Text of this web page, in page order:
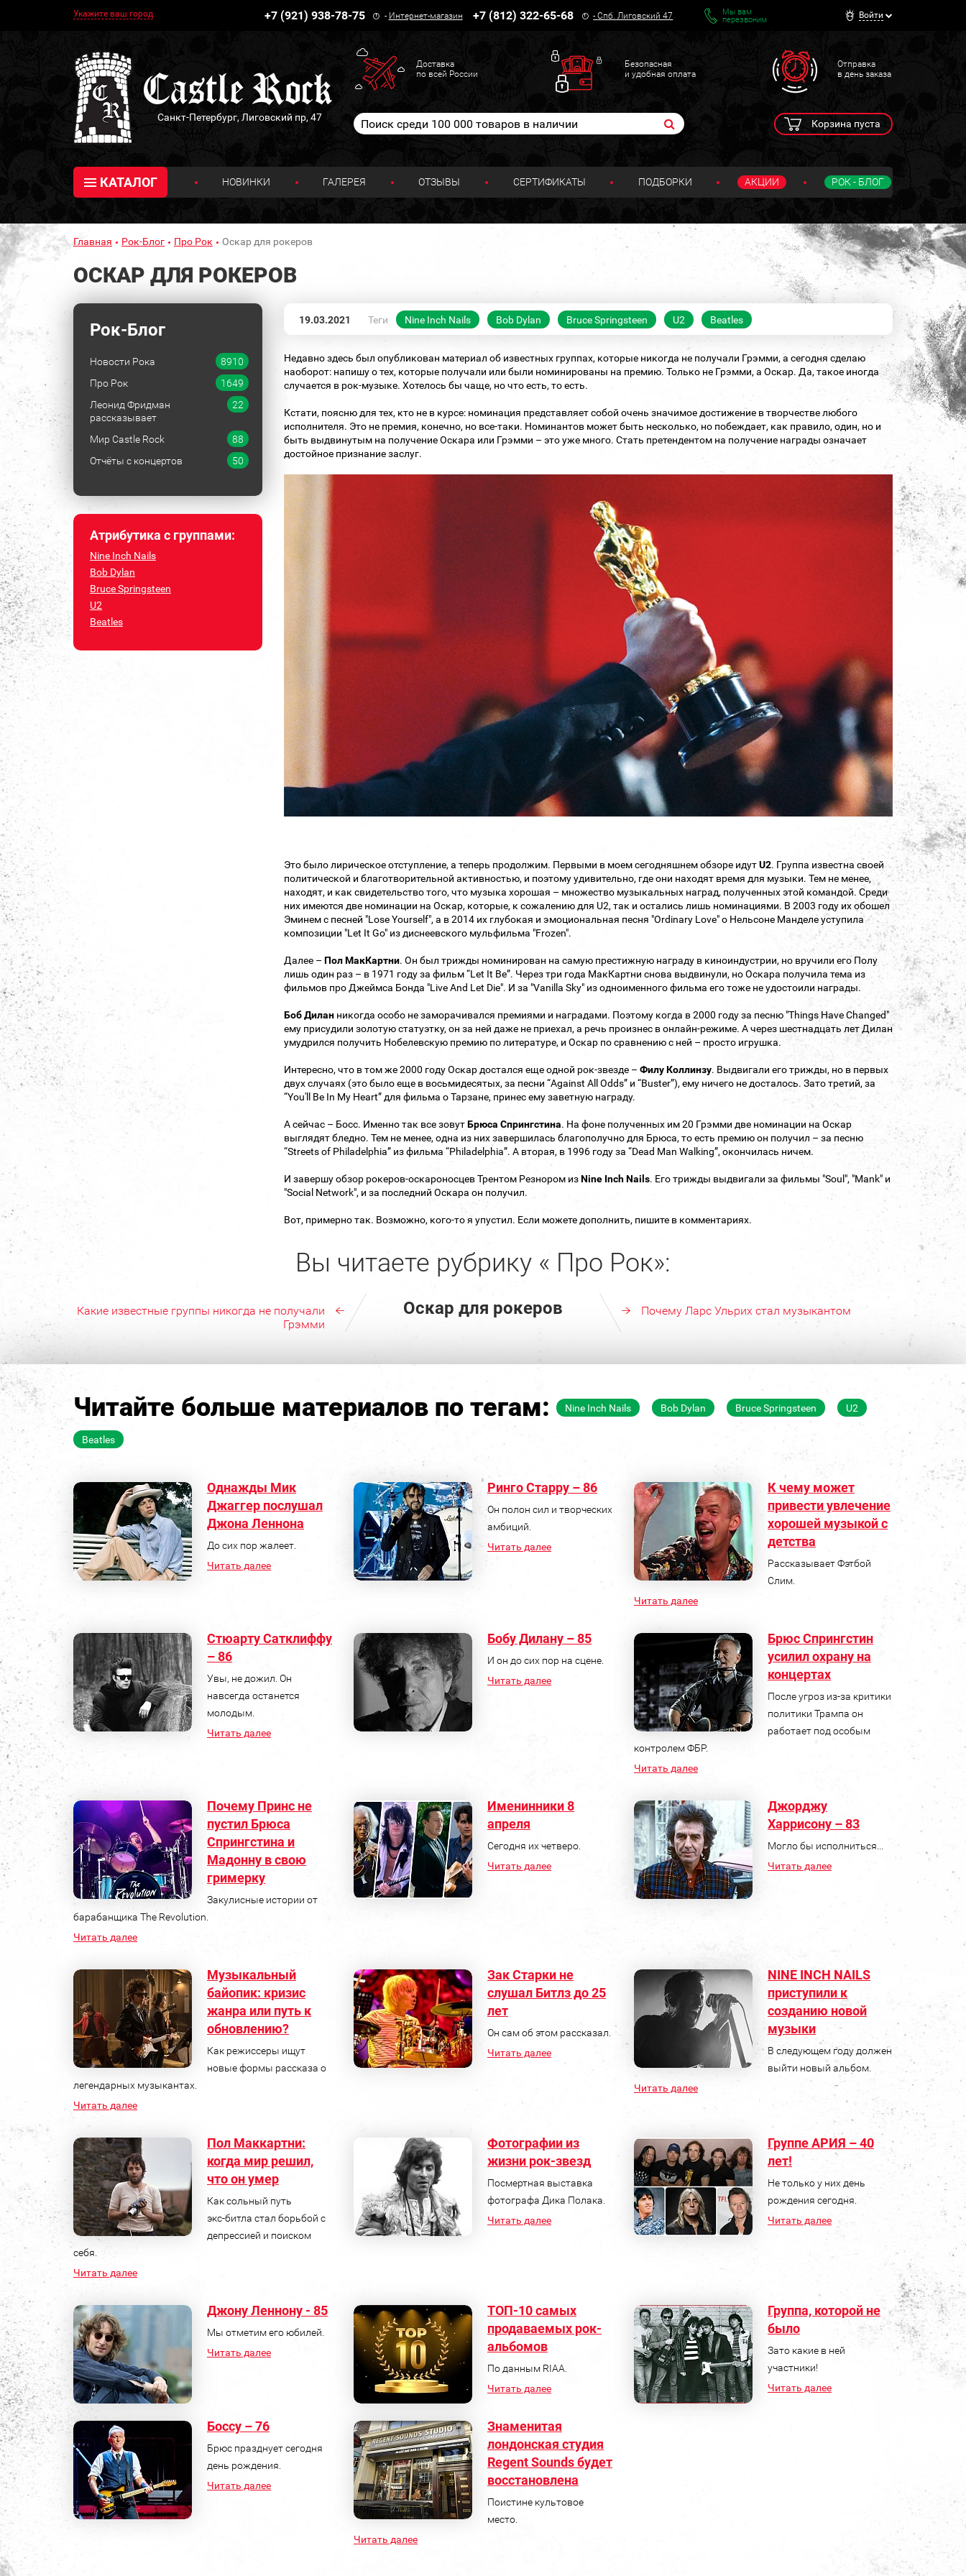
Укажите ваш город +7 (921) 938-78-75 - Интернет-магазин +7 (812) 322-65-68 -Спб. Лиговский 47
Мы вам
перезвоним
Войти
Санкт-Петербург, Лиговский пр, 47
Доставка
по всей России
Безопасная
и удобная оплата
Отправка
в день заказа
Корзина пуста
КАТАЛОГ НОВИНКИ ГАЛЕРЕЯ ОТЗЫВЫ СЕРТИФИКАТЫ ПОДБОРКИ АКЦИИ РОК - БЛОГ
Главная Рок-Блог Про Рок Оскар для рокеров
ОСКАР ДЛЯ РОКЕРОВ
Рок-Блог
Новости Рока
8910
Про Рок
1649
Леонид Фридман
рассказывает
22
Мир Castle Rock
88
Отчёты с концертов
50
Атрибутика с группами:
Nine Inch Nails
Bob Dylan
Bruce Springsteen
U2
Beatles
19.03.2021 Теги Nine Inch Nails Bob Dylan Bruce Springsteen U2 Beatles
Недавно здесь был опубликован материал об известных группах, которые никогда не получали Грэмми, а сегодня сделаю
наоборот: напишу о тех, которые получали или были номинированы на премию. Только не Грэмми, а Оскар. Да, такое иногда
случается в рок-музыке. Хотелось бы чаще, но что есть, то есть.
Кстати, поясню для тех, кто не в курсе: номинация представляет собой очень значимое достижение в творчестве любого
исполнителя. Это не премия, конечно, но все-таки. Номинантов может быть несколько, но побеждает, как правило, один, но и
быть выдвинутым на получение Оскара или Грэмми – это уже много. Стать претендентом на получение награды означает
достойное признание заслуг.
Это было лирическое отступление, а теперь продолжим. Первыми в моем сегодняшнем обзоре идутU2. Группа известна своей
политической и благотворительной активностью, и поэтому удивительно, где они находят время для музыки. Тем не менее,
находят, и как свидетельство того, что музыка хорошая – множество музыкальных наград, полученных этой командой. Среди
них имеются две номинации на Оскар, которые, к сожалению для U2, так и остались лишь номинациями. В 2003 году их обошел
Эминем с песней "Lose Yourself", а в 2014 их глубокая и эмоциональная песня "Ordinary Love" о Нельсоне Манделе уступила
композиции "Let It Go" из диснеевского мульфильма "Frozen".
Далее – Пол МакКартни. Он был трижды номинирован на самую престижную награду в киноиндустрии, но вручили его Полу
лишь один раз – в 1971 году за фильм “Let It Be”. Через три года МакКартни снова выдвинули, но Оскара получила тема из
фильмов про Джеймса Бонда "Live And Let Die". И за "Vanilla Sky" из одноименного фильма его тоже не удостоили награды.
Боб Диланникогда особо не заморачивался премиями и наградами. Поэтому когда в 2000 году за песню "Things Have Changed"
ему присудили золотую статуэтку, он за ней даже не приехал, а речь произнес в онлайн-режиме. А через шестнадцать лет Дилан
умудрился получить Нобелевскую премию по литературе, и Оскар по сравнению с ней – просто игрушка.
Интересно, что в том же 2000 году Оскар достался еще одной рок-звезде – Филу Коллинзу. Выдвигали его трижды, но в первых
двух случаях (это было еще в восьмидесятых, за песни “Against All Odds” и “Buster”), ему ничего не досталось. Зато третий, за
“You'll Be In My Heart” для фильма о Тарзане, принес ему заветную награду.
А сейчас – Босс. Именно так все зовутБрюса Спрингстина. На фоне полученных им 20 Грэмми две номинации на Оскар
выглядят бледно. Тем не менее, одна из них завершилась благополучно для Брюса, то есть премию он получил – за песню
“Streets of Philadelphia” из фильма “Philadelphia”. А вторая, в 1996 году за “Dead Man Walking”, окончилась ничем.
И завершу обзор рокеров-оскароносцев Трентом Резнором изNine Inch Nails. Его трижды выдвигали за фильмы "Soul", "Mank" и
"Social Network", и за последний Оскара он получил.
Вот, примерно так. Возможно, кого-то я упустил. Если можете дополнить, пишите в комментариях.
Вы читаете рубрику « Про Рок»:
Какие известные группы никогда не получали
Грэмми
Оскар для рокеров Почему Ларс Ульрих стал музыкантом
Читайте больше материалов по тегам: Nine Inch Nails Bob Dylan Bruce Springsteen U2
Beatles
Однажды Мик
Джаггер послушал
Джона Леннона
До сих пор жалеет.
Читать далее
Ринго Старру – 86
Он полон сил и творческих
амбиций.
Читать далее
К чему может
привести увлечение
хорошей музыкой с
детства
Рассказывает Фэтбой
Слим.
Читать далее
Стюарту Сатклиффу
– 86
Увы, не дожил. Он
навсегда останется
молодым.
Читать далее
Бобу Дилану – 85
И он до сих пор на сцене.
Читать далее
Брюс Спрингстин
усилил охрану на
концертах
После угроз из-за критики
политики Трампа он
работает под особым
контролем ФБР.
Читать далее
Почему Принс не
пустил Брюса
Спрингстина и
Мадонну в свою
гримерку
Закулисные истории от
барабанщика The Revolution.
Читать далее
Именинники 8
апреля
Сегодня их четверо.
Читать далее
Джорджу
Харрисону – 83
Могло бы исполниться...
Читать далее
Музыкальный
байопик: кризис
жанра или путь к
обновлению?
Как режиссеры ищут
новые формы рассказа о
легендарных музыкантах.
Читать далее
Зак Старки не
слушал Битлз до 25
лет
Он сам об этом рассказал.
Читать далее
NINE INCH NAILS
приступили к
созданию новой
музыки
В следующем году должен
выйти новый альбом.
Читать далее
Пол Маккартни:
когда мир решил,
что он умер
Как сольный путь
экс‑битла стал борьбой с
депрессией и поиском
себя.
Читать далее
Фотографии из
жизни рок-звезд
Посмертная выставка
фотографа Дика Полака.
Читать далее
Группе АРИЯ – 40
лет!
Не только у них день
рождения сегодня.
Читать далее
Джону Леннону - 85
Мы отметим его юбилей.
Читать далее
ТОП-10 самых
продаваемых рок-
альбомов
По данным RIAA.
Читать далее
Группа, которой не
было
Зато какие в ней
участники!
Читать далее
Боссу – 76
Брюс празднует сегодня
день рождения.
Читать далее
Знаменитая
лондонская студия
Regent Sounds будет
восстановлена
Поистине культовое
место.
Читать далее